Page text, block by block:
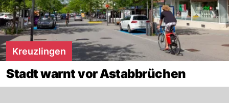
Kreuzlingen
Stadt warnt vor Astabbrüchen